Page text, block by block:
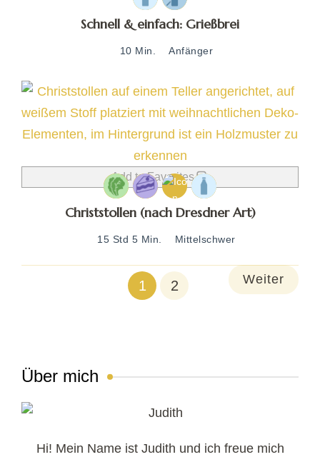
Schnell & einfach: Grießbrei
10 Min. Anfänger
Add to Favorites
Christstollen (nach Dresdner Art)
15 Std 5 Min. Mittelschwer
1 2 Weiter
Über mich
Hi! Mein Name ist Judith und ich freue mich